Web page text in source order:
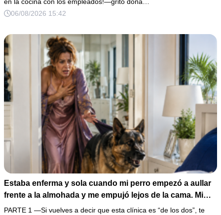
firmar; entonces mostré una grabación y alguien llamó a
06/08/2026 15:42
Estaba enferma y sola cuando mi perro empezó a aullar
frente a la almohada y me empujó lejos de la cama. Mi
esposo regresó un día antes y susurró: “Acuéstate,
PARTE 1 —Si vuelves a decir que esta clínica es “de los dos”, te